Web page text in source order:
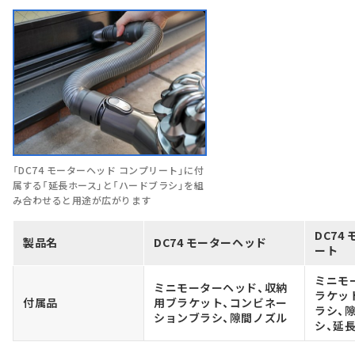
「DC74 モーターヘッド コンプリート」に付
属する「延長ホース」と「ハードブラシ」を組
み合わせると用途が広がります
製品名 DC74 モーターヘッド
DC74
ート
付属品
ミニモーターヘッド、収納
用ブラケット、コンビネー
ションブラシ、隙間ノズル
ミニモ
ラケッ
ラシ、
シ、延